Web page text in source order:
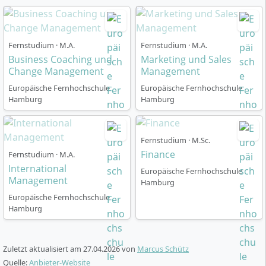
Businessplans und simulierte
Vorstandspräsentationen vertiefen die Anwendung
deiner Kenntnisse.
Wie läuft das Studium ab und wie ist es
organisiert?
Das Studium im Master Business Development ist als
berufsbegleitendes Fernstudiumkonzipiert und
besonders flexibel gestaltet. Du kannst jederzeit
starten und das individuelle Lerntempo selbst
bestimmen. Die Studiendauer beträgt
wahlweise lässt sich das Studium auch schneller (in 18
Monaten) absolvieren oder kostenfrei um bis zu 12
Fernstudium · M.A.
Business Coaching und
Change Management
Europäische Fernhochschule
Hamburg
Fernstudium · M.A.
Marketing und Sales
Management
Europäische Fernhochschule
Hamburg
Fernstudium · M.A.
International
Management
Europäische Fernhochschule
Hamburg
Fernstudium · M.Sc.
Finance
Europäische Fernhochschule
Hamburg
Zuletzt aktualisiert am 27.04.2026von Marcus Schütz
Quelle:Anbieter-Website